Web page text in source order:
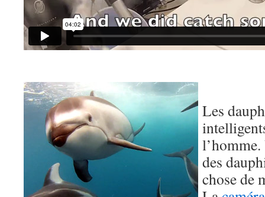
Les
des
chose de